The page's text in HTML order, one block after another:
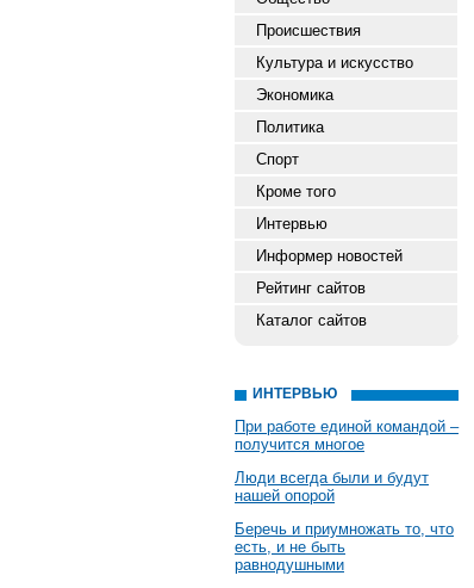
Происшествия
Культура и искусство
Экономика
Политика
Спорт
Кроме того
Интервью
Информер новостей
Рейтинг сайтов
Каталог сайтов
ИНТЕРВЬЮ
При работе единой командой –
получится многое
Люди всегда были и будут
нашей опорой
Беречь и приумножать то, что
есть, и не быть
равнодушными